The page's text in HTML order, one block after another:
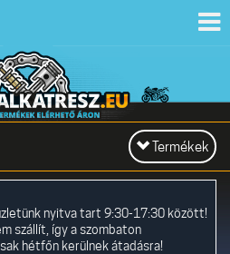
Toggle
navigation
Termékek
nyitva tart 9:30-17:30 között!
szállít, így a szombaton
hétfőn kerülnek átadásra!